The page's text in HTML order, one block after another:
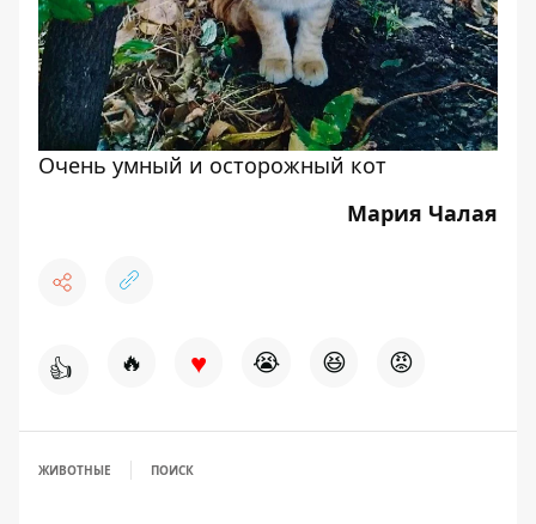
Очень умный и осторожный кот
Мария Чалая
👍 🔥 ♥ 😭 😆 😡
ЖИВОТНЫЕ ПОИСК